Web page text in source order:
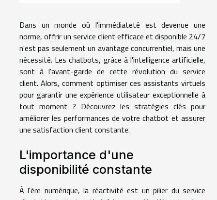
Dans un monde où l'immédiateté est devenue une
norme, offrir un service client efficace et disponible 24/7
n'est pas seulement un avantage concurrentiel, mais une
nécessité. Les chatbots, grâce à l'intelligence artificielle,
sont à l'avant-garde de cette révolution du service
client. Alors, comment optimiser ces assistants virtuels
pour garantir une expérience utilisateur exceptionnelle à
tout moment ? Découvrez les stratégies clés pour
améliorer les performances de votre chatbot et assurer
une satisfaction client constante.
L'importance d'une
disponibilité constante
À l'ère numérique, la réactivité est un pilier du service